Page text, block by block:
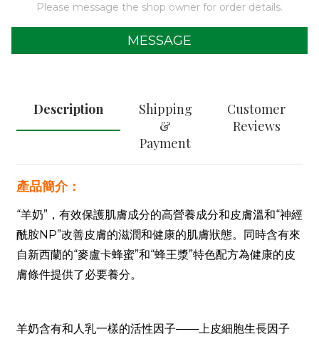
Please message the shop owner for order details.
MESSAGE
Description
Shipping
&
Payment
Customer
Reviews
產品簡介：
“羊奶”，有效保護肌膚成分的高營養成分和皮膚溫和“神經
酰胺NP”改善皮膚的滋潤和健康的肌膚狀態。同時含有來
自新西蘭的“麥盧卡蜂蜜”和“蜂王漿”特色配方為健康的皮
膚條件提供了必要養分。
羊奶含有和人乳一樣的活性因子——上皮細胞生長因子